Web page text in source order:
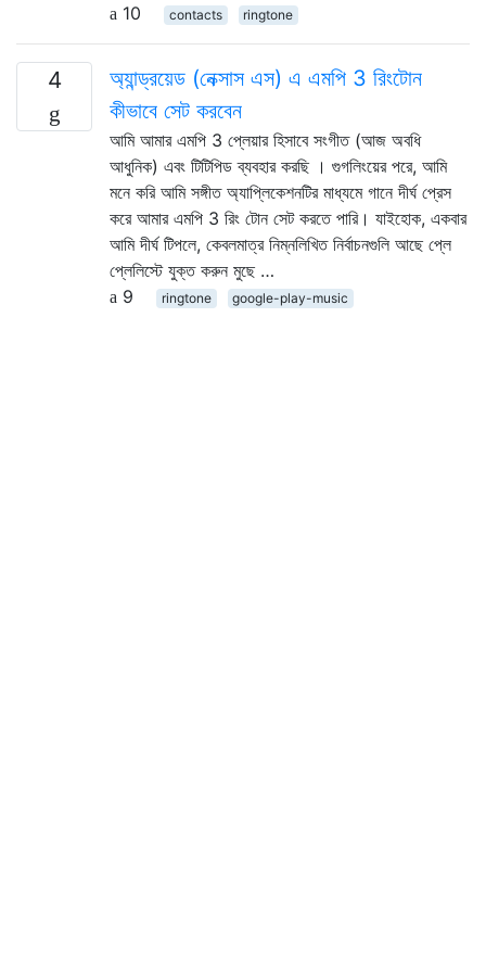
10
contacts ringtone
4
অ্যান্ড্রয়েড (নেক্সাস এস) এ এমপি 3 রিংটোন
কীভাবে সেট করবেন
আমি আমার এমপি 3 প্লেয়ার হিসাবে সংগীত (আজ অবধি
আধুনিক) এবং টিটিপিড ব্যবহার করছি । গুগলিংয়ের পরে, আমি
মনে করি আমি সঙ্গীত অ্যাপ্লিকেশনটির মাধ্যমে গানে দীর্ঘ প্রেস
করে আমার এমপি 3 রিং টোন সেট করতে পারি। যাইহোক, একবার
আমি দীর্ঘ টিপলে, কেবলমাত্র নিম্নলিখিত নির্বাচনগুলি আছে প্লে
প্লেলিস্টে যুক্ত করুন মুছে …
9
ringtone google-play-music